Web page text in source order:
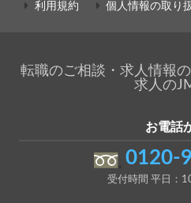
利用規約
個人情報の取り
転職のご相談・求人情報
求人の
お電話
0120-
受付時間 平日：